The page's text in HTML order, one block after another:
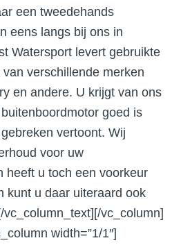
een tweedehands
eens langs bij ons in
Watersport levert gebruikte
verschillende merken
en andere. U krijgt van ons
goed is
vertoont. Wij
voor uw
heeft u toch een voorkeur
kunt u daar uiteraard ook
vc_column]
width=”1/1″]